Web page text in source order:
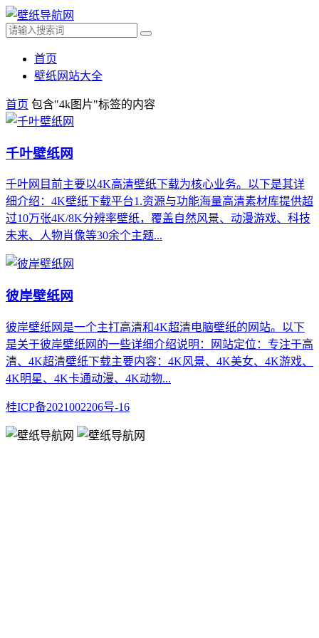
首页
壁纸网站大全
首页 包含"4k图片"标签的内容
千叶壁纸网
千叶网目前主要以4K高清壁纸下载为核心业务。以下是其详
细介绍：4K壁纸下载平台1.资源与功能海量高清素材库提供超
过10万张4K/8K分辨率壁纸，覆盖自然风景、动漫游戏、科技
未来、人物肖像等30余个主题...
彼岸壁纸网
彼岸壁纸网是一个主打高清和4K超清电脑壁纸的网站。以下
是关于彼岸壁纸网的一些详细介绍说明：网站定位：专注于高
清、4K超清壁纸下载主要内容：4K风景、4K美女、4K游戏、
4K明星、4K卡通动漫、4K动物...
桂ICP备2021002206号-16